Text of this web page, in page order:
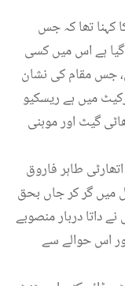
کہنا تھا کہ جس
گیا ہے اس میں کسی
جس مقام کی نشان
میں ہے ریسکیو
گیٹ اور موہنی
طاہر فاروق
میں گر کر جاں بحق
داتا دربار منصوبے
اس حوالے سے